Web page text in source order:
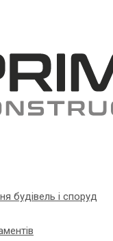
будівель і споруд